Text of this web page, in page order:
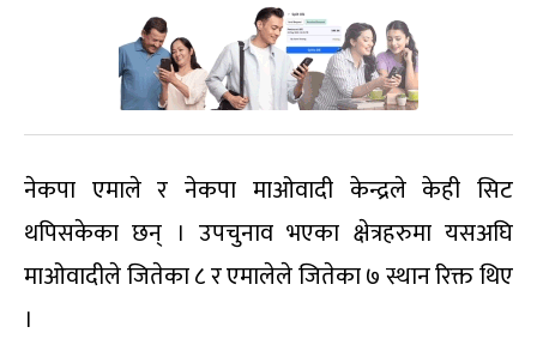
नेकपा एमाले र नेकपा माओवादी केन्द्रले केही सिट
थपिसकेका छन् । उपचुनाव भएका क्षेत्रहरुमा यसअघि
माओवादीले जितेका ८ र एमालेले जितेका ७ स्थान रिक्त थिए
।